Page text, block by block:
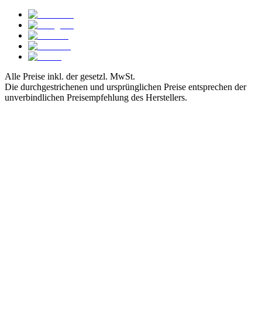
Alle Preise inkl. der gesetzl. MwSt.
Die durchgestrichenen und ursprünglichen Preise entsprechen der
unverbindlichen Preisempfehlung des Herstellers.